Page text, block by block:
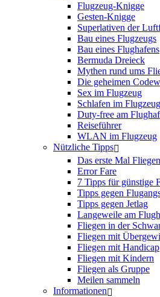
Flugzeug-Knigge
Gesten-Knigge
Superlativen der
Bau eines Flugzeugs
Bau eines Flughafens
Bermuda Dreieck
Mythen rund ums
Die geheimen
Sex im Flugzeug
Schlafen im Flugzeug
Duty-free am
Reiseführer
WLAN im Flugzeug
Nützliche Tipps
Das erste Mal Fliegen
Error Fare
7 Tipps für günstige
Tipps gegen
Tipps gegen Jetlag
Langeweile am
Fliegen in der
Fliegen mit
Fliegen mit Handicap
Fliegen mit Kindern
Fliegen als Gruppe
Meilen sammeln
Informationen